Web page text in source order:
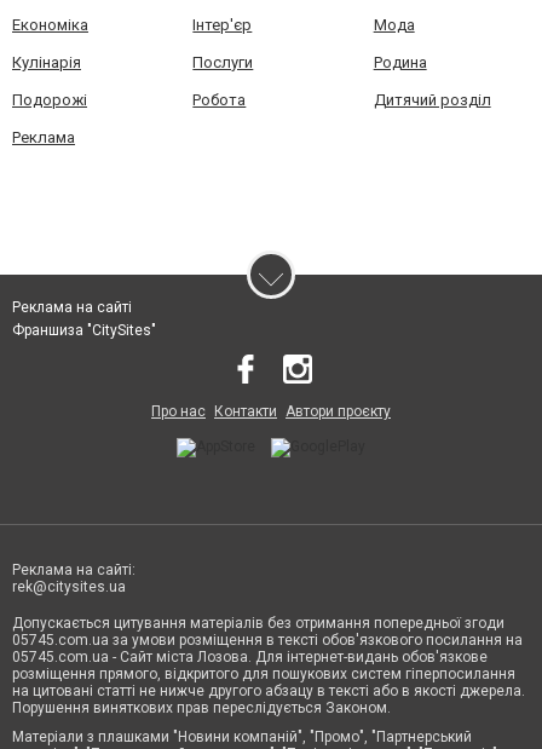
Економіка Інтер'єр Мода
Кулінарія Послуги Родина
Подорожі Робота Дитячий розділ
Реклама
Реклама на сайті
Франшиза "CitySites"
Про нас Контакти Автори проєкту
Реклама на сайті:
rek@citysites.ua
Допускається цитування матеріалів без отримання попередньої згоди
05745.com.ua за умови розміщення в тексті обов'язкового посилання на
05745.com.ua - Сайт міста Лозова. Для інтернет-видань обов'язкове
розміщення прямого, відкритого для пошукових систем гіперпосилання
на цитовані статті не нижче другого абзацу в тексті або в якості джерела.
Порушення виняткових прав переслідується Законом.
Матеріали з плашками "Новини компаній", "Промо", "Партнерський